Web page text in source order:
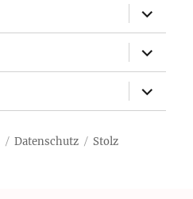
öffnen
öffnen
öffnen
Datenschutz
Stolz